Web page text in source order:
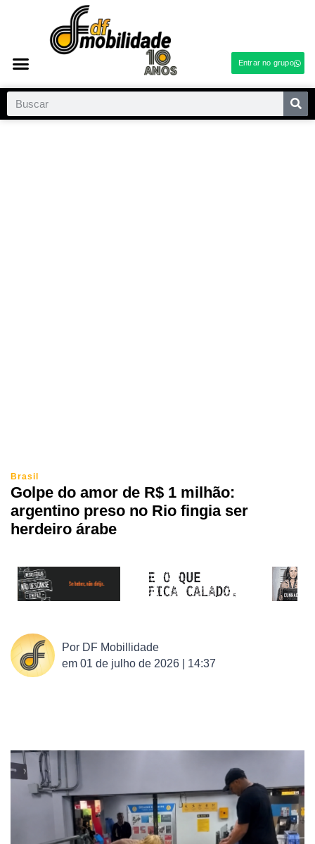
Entrar no grupo
Brasil
Golpe do amor de R$ 1 milhão:
argentino preso no Rio fingia ser
herdeiro árabe
Por DF Mobillidade
em 01 de julho de 2026 | 14:37